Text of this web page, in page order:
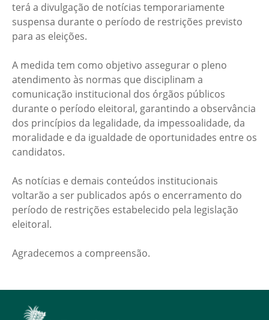
terá a divulgação de notícias temporariamente
suspensa durante o período de restrições previsto
para as eleições.
A medida tem como objetivo assegurar o pleno
atendimento às normas que disciplinam a
comunicação institucional dos órgãos públicos
durante o período eleitoral, garantindo a observância
dos princípios da legalidade, da impessoalidade, da
moralidade e da igualdade de oportunidades entre os
candidatos.
As notícias e demais conteúdos institucionais
voltarão a ser publicados após o encerramento do
período de restrições estabelecido pela legislação
eleitoral.
Agradecemos a compreensão.